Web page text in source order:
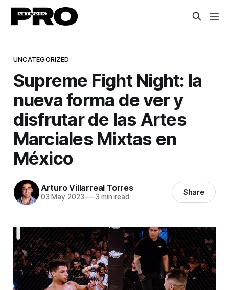
UNCATEGORIZED
Supreme Fight Night: la
nueva forma de ver y
disfrutar de las Artes
Marciales Mixtas en
México
Arturo Villarreal Torres
03 May 2023 —3 min read Share